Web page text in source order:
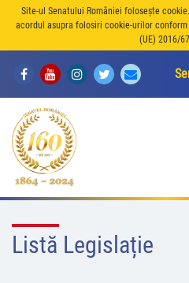
Site-ul Senatului României folosește
acordul asupra folosiri cookie-urilor conform
(UE) 2016/
Listă Legislație